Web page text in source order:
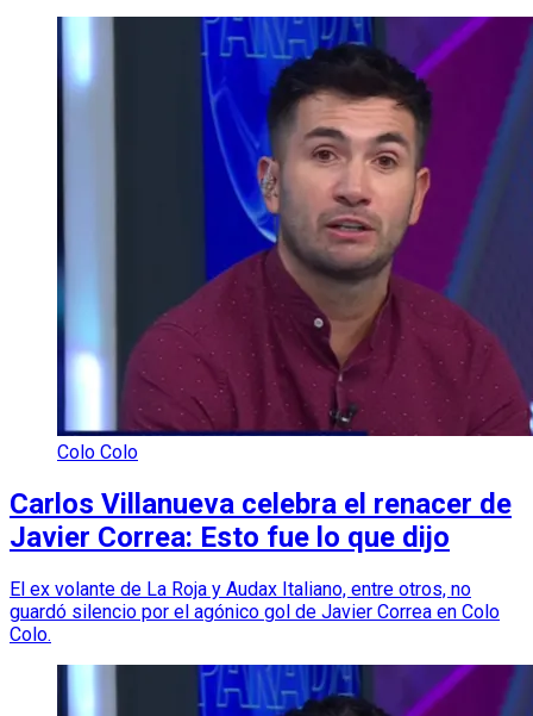
Colo Colo
Carlos Villanueva celebra el renacer de
Javier Correa: Esto fue lo que dijo
El ex volante de La Roja y Audax Italiano, entre otros, no
guardó silencio por el agónico gol de Javier Correa en Colo
Colo.